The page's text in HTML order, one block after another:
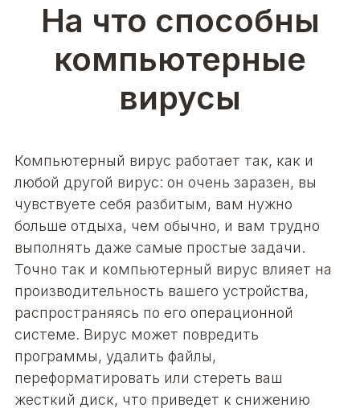
На что способны
компьютерные
вирусы
Компьютерный вирус работает так, как и
любой другой вирус: он очень заразен, вы
чувствуете себя разбитым, вам нужно
больше отдыха, чем обычно, и вам трудно
выполнять даже самые простые задачи.
Точно так и компьютерный вирус влияет на
производительность вашего устройства,
распространяясь по его операционной
системе. Вирус может повредить
программы, удалить файлы,
переформатировать или стереть ваш
жесткий диск, что приведет к снижению